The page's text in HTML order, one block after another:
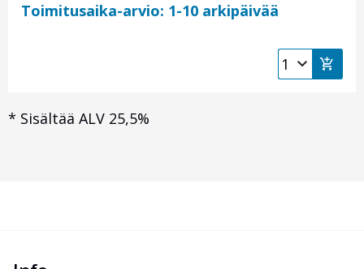
Toimitusaika-arvio: 1-10 arkipäivää
* Sisältää ALV 25,5%